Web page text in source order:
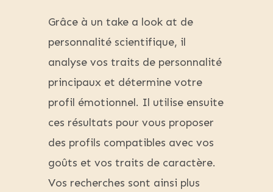
Grâce à un take a look at de
personnalité scientifique, il
analyse vos traits de personnalité
principaux et détermine votre
profil émotionnel. Il utilise ensuite
ces résultats pour vous proposer
des profils compatibles avec vos
goûts et vos traits de caractère.
Vos recherches sont ainsi plus